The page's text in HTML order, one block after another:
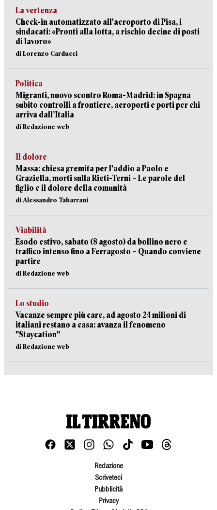
La vertenza
Check-in automatizzato all'aeroporto di Pisa, i
sindacati: «Pronti alla lotta, a rischio decine di posti
di lavoro»
di Lorenzo Carducci
Politica
Migranti, nuovo scontro Roma-Madrid: in Spagna
subito controlli a frontiere, aeroporti e porti per chi
arriva dall’Italia
di Redazione web
Il dolore
Massa: chiesa gremita per l'addio a Paolo e
Graziella, morti sulla Rieti-Terni – Le parole del
figlio e il dolore della comunità
di Alessandro Tabarrani
Viabilità
Esodo estivo, sabato (8 agosto) da bollino nero e
traffico intenso fino a Ferragosto – Quando conviene
partire
di Redazione web
Lo studio
Vacanze sempre più care, ad agosto 24 milioni di
italiani restano a casa: avanza il fenomeno
"Staycation"
di Redazione web
Redazione
Scriveteci
Pubblicità
Privacy